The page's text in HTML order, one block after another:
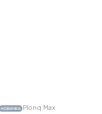
Plonq Max